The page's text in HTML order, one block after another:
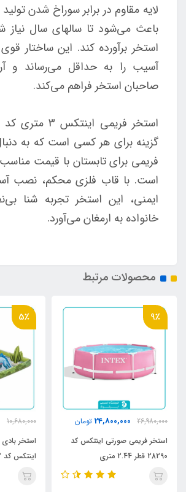
لایه مقاوم در برابر سوراخ شدن
باعث می‌شود تا سالهای سال نیاز
استخر برآورده کند. این ساختار
آسیب را به حداقل می‌رساند و
صاحبان استخر فراهم می‌کند.
گزینه برای هر کسی است که به
فریمی برای تابستان با قیمت
است. با قاب فلزی محکم، نصب
ایمنی، این استخر تجربه شنا
خانواده به ارمغان می‌آورد.
محصولات مرتبط
9٪
26,980,000
24,800,000 تومان
استخر فریمی صورتی اینتکس کد
28290 قطر 2.44 متری
5٪
10,680,000
استخر بادی
اینتکس کد 56132